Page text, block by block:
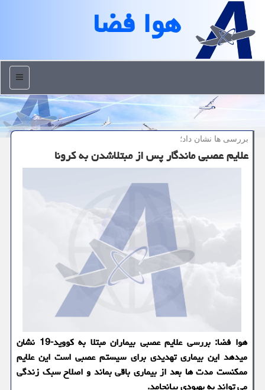
هوا فضا
منو
بررسی ها نشان داد؛
علایم عصبی ماندگار پس از مبتلاشدن به كرونا
هوا فضا: بررسی علایم عصبی بیماران مبتلا به کووید-19 نشان
میدهد این بیماری تهدیدی برای سیستم عصبی است این علایم
ممکنست مدت ها بعد از بیماری باقی بماند و اصلاح سبک زندگی